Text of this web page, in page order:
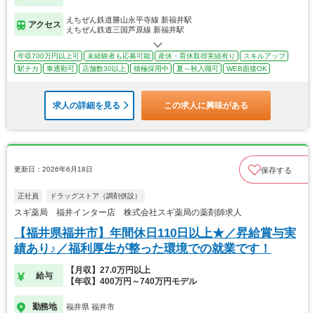
アクセス
えちぜん鉄道勝山永平寺線 新福井駅
えちぜん鉄道三国芦原線 新福井駅
年収700万円以上可 未経験者も応募可能 産休・育休取得実績有り
スキルアップ
駅チカ
車通勤可 店舗数30以上 積極採用中 夏～秋入職可 WEB面接OK
求人の詳細を見る この求人に興味がある
更新日：2026年6月18日 保存する
正社員 ドラッグストア（調剤併設）
スギ薬局 福井インター店 株式会社スギ薬局の薬剤師求人
【福井県福井市】年間休日110日以上★／昇給賞与実
績あり♪／福利厚生が整った環境での就業です！
給与
【月収】27.0万円以上
【年収】400万円～740万円モデル
勤務地 福井県 福井市